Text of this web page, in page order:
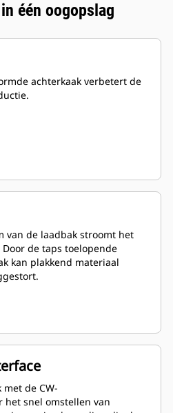
één oogopslag
achterkaak verbetert de
van de laadbak stroomt het
de taps toelopende
kan plakkend materiaal
de CW-
het snel omstellen van